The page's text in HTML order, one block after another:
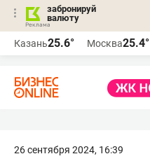
забронируй
валюту
Казань25.6° Москва25.4°
26 сентября 2024, 16:39